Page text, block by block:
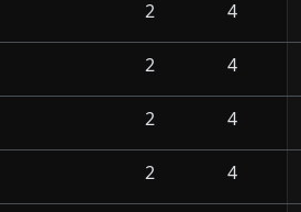
2 4
2 4
2 4
2 4